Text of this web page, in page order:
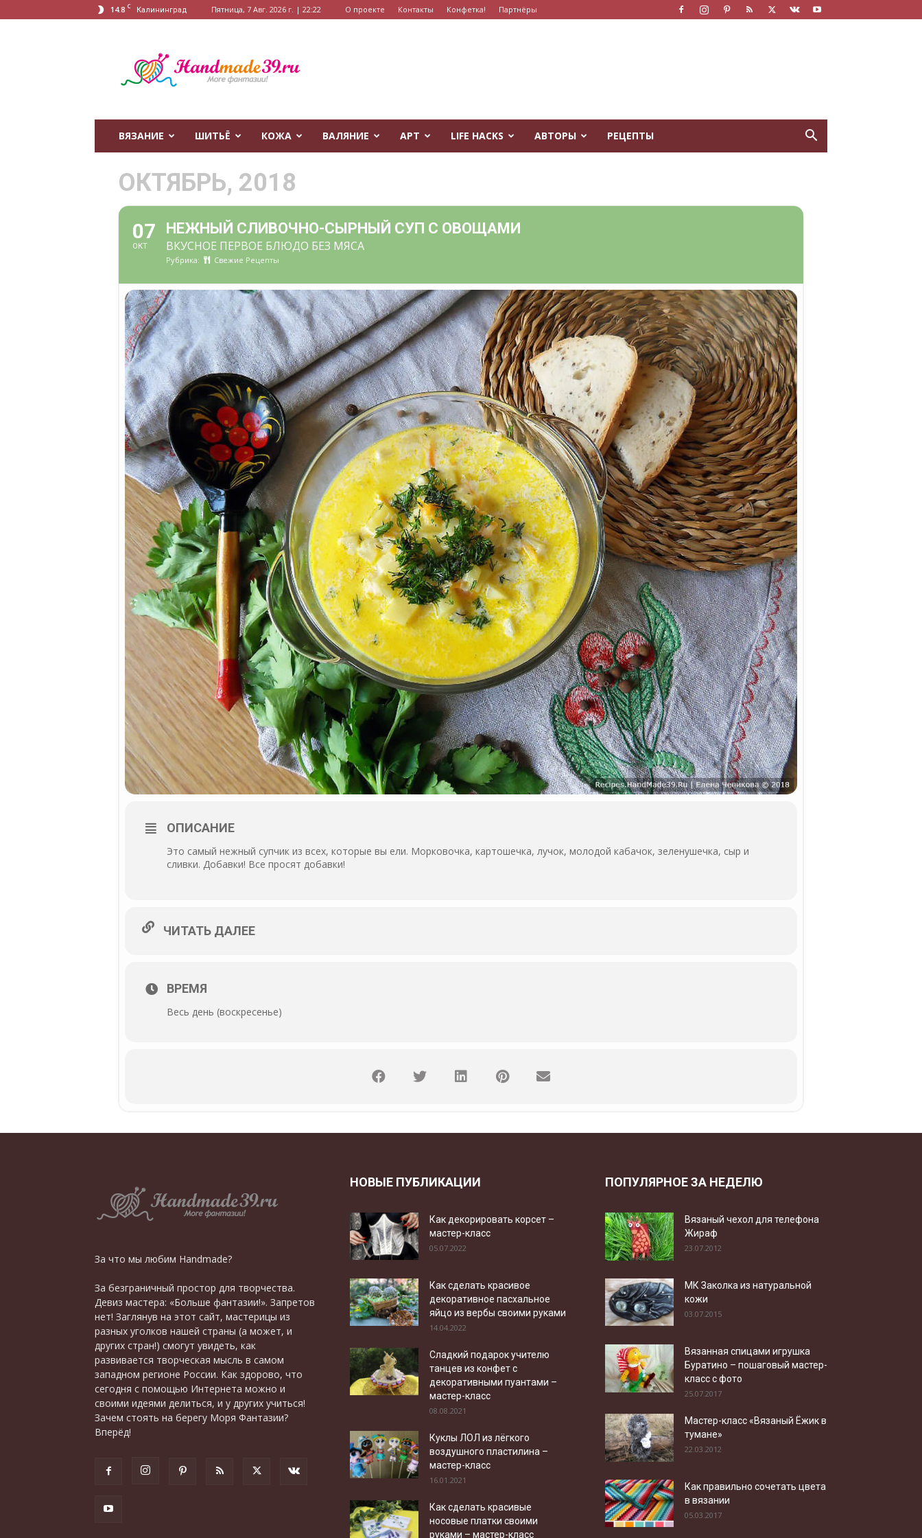
14.8 C Калининград Пятница, 7 Авг. 2026 г. | 22:22 О проекте Контакты Конфетка! Партнёры
ВЯЗАНИЕ ШИТЬЁ КОЖА ВАЛЯНИЕ АРТ LIFE HACKS АВТОРЫ РЕЦЕПТЫ
ОКТЯБРЬ, 2018
07
ОКТ
НЕЖНЫЙ СЛИВОЧНО-СЫРНЫЙ СУП С ОВОЩАМИ
ВКУСНОЕ ПЕРВОЕ БЛЮДО БЕЗ МЯСА
Рубрика: Свежие Рецепты
ОПИСАНИЕ
Это самый нежный супчик из всех, которые вы ели. Морковочка, картошечка, лучок, молодой кабачок, зеленушечка, сыр и
сливки. Добавки! Все просят добавки!
ЧИТАТЬ ДАЛЕЕ
ВРЕМЯ
Весь день (воскресенье)
За что мы любим Handmade?
За безграничный простор для творчества.
Девиз мастера: «Больше фантазии!». Запретов
нет! Заглянув на этот сайт, мастерицы из
разных уголков нашей страны (а может, и
других стран!) смогут увидеть, как
развивается творческая мысль в самом
западном регионе России. Как здорово, что
сегодня с помощью Интернета можно и
своими идеями делиться, и у других учиться!
Зачем стоять на берегу Моря Фантазии?
Вперёд!
НОВЫЕ ПУБЛИКАЦИИ
Как декорировать корсет –
мастер-класс
05.07.2022
Как сделать красивое
декоративное пасхальное
яйцо из вербы своими руками
14.04.2022
Сладкий подарок учителю
танцев из конфет с
декоративными пуантами –
мастер-класс
08.08.2021
Куклы ЛОЛ из лёгкого
воздушного пластилина –
мастер-класс
16.01.2021
Как сделать красивые
носовые платки своими
руками – мастер-класс
ПОПУЛЯРНОЕ ЗА НЕДЕЛЮ
Вязаный чехол для телефона
Жираф
23.07.2012
МК Заколка из натуральной
кожи
03.07.2015
Вязанная спицами игрушка
Буратино – пошаговый мастер-
класс с фото
25.07.2017
Мастер-класс «Вязаный Ёжик в
тумане»
22.03.2012
Как правильно сочетать цвета
в вязании
05.03.2017